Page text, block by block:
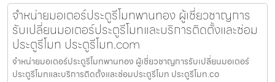
จำหน่ายมอเตอร์ประตูรีโมทพานทอง ผู้เชี่ยวชาญการ
รับเปลี่ยนมอเตอร์ประตูรีโมทและบริการติดตั้งและซ่อม
ประตูรีโมท ประตูรีโมท.com
จำหน่ายมอเตอร์ประตูรีโมทพานทอง ผู้เชี่ยวชาญการรับเปลี่ยนมอเตอร์
ประตูรีโมทและบริการติดตั้งและซ่อมประตูรีโมท ประตูรีโมท.co